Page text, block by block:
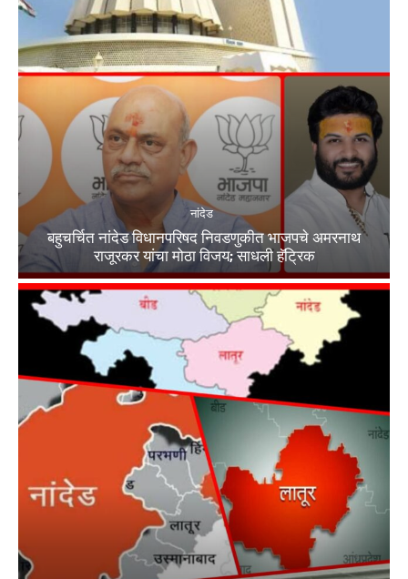
नांदेड
बहुचर्चित नांदेड विधानपरिषद निवडणुकीत भाजपचे अमरनाथ
राजूरकर यांचा मोठा विजय; साधली हॅट्रिक